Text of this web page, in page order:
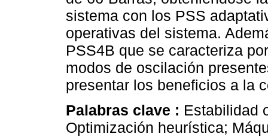
sistema con los PSS
operativas del sistema.
PSS4B que se caracteriza
modos de oscilación
presentar los beneficios a la
Palabras clave : Estabilidad
Optimización heurística;